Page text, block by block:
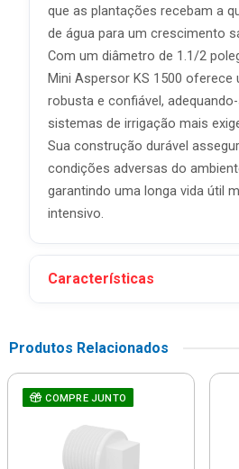
que as plantações recebam a
de água para um crescimento
Com um diâmetro de 1.1/2
Mini Aspersor KS 1500 oferece
robusta e confiável,
sistemas de irrigação mais
Sua construção durável
condições adversas do
garantindo uma longa vida útil
intensivo.
Características
Produtos Relacionados
COMPRE JUNTO